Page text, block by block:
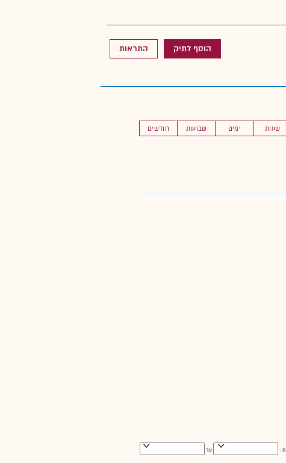
הוסף לתיק התראות
חודשים שבועות ימים שעות
מ - עד